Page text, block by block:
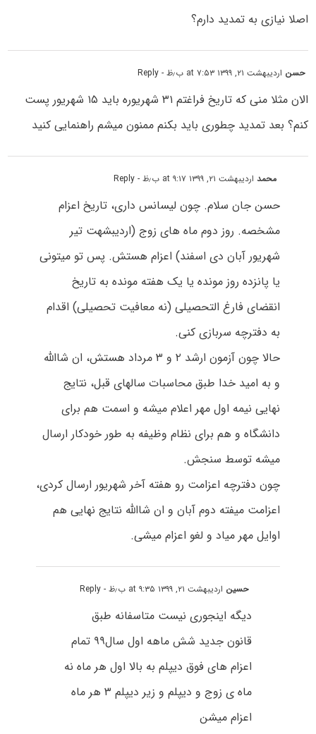
اصلا نیازی به تمدید دارم؟
حسن اردیبهشت ۲۱, ۱۳۹۹ at ۷:۵۳ ب٫ظ - Reply
الان مثلا منی که تاریخ فراغتم ۳۱ شهریوره باید ۱۵ شهریور پست
کنم؟ بعد تمدید چطوری باید بکنم ممنون میشم راهنمایی کنید
محمداردیبهشت ۲۱, ۱۳۹۹ at ۹:۱۷ ب٫ظ - Reply
حسن جان سلام. چون لیسانس داری، تاریخ اعزام
مشخصه. روز دوم ماه های زوج (اردیبشهت تیر
شهریور آبان دی اسفند) اعزام هستش. پس تو میتونی
یا پانزده روز مونده یا یک هفته مونده به تاریخ
انقضای فارغ التحصیلی (نه معافیت تحصیلی) اقدام
به دفترچه سربازی کنی.
حالا چون آزمون ارشد ۲ و ۳ مرداد هستش، ان شاالله
و به امید خدا طبق محاسبات سالهای قبل، نتایج
نهایی نیمه اول مهر اعلام میشه و اسمت هم برای
دانشگاه و هم برای نظام وظیفه به طور خودکار ارسال
میشه توسط سنجش.
چون دفترچه اعزامت رو هفته آخر شهریور ارسال کردی،
اعزامت میفته دوم آبان و ان شاالله نتایج نهایی هم
اوایل مهر میاد و لغو اعزام میشی.
حسین اردیبهشت ۲۱, ۱۳۹۹ at ۹:۳۵ ب٫ظ - Reply
دیگه اینجوری نیست متاسفانه طبق
قانون جدید شش ماهه اول سال۹۹ تمام
اعزام های فوق دیپلم به بالا اول هر ماه نه
ماه ی زوج و دیپلم و زیر دیپلم ۳ هر ماه
اعزام میشن